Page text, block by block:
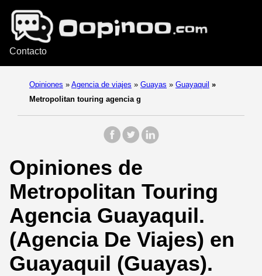
Contacto
Opiniones » Agencia de viajes » Guayas » Guayaquil »
Metropolitan touring agencia g
Opiniones de
Metropolitan Touring
Agencia Guayaquil.
(Agencia De Viajes) en
Guayaquil (Guayas).